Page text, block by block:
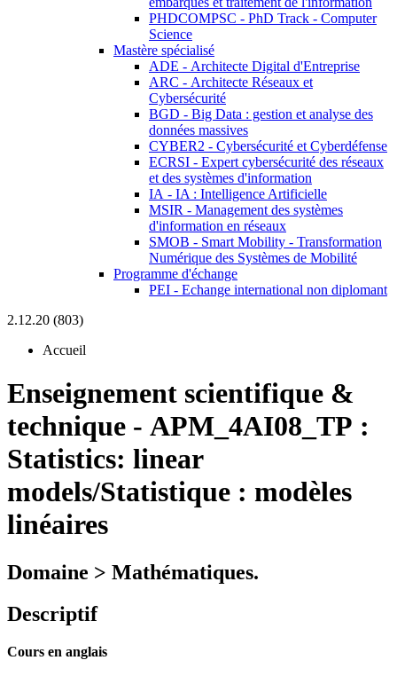
PHDCOMPSC - PhD Track - Computer
Science
Mastère spécialisé
ADE - Architecte Digital d'Entreprise
ARC - Architecte Réseaux et
Cybersécurité
BGD - Big Data : gestion et analyse des
données massives
CYBER2 - Cybersécurité et Cyberdéfense
ECRSI - Expert cybersécurité des réseaux
et des systèmes d'information
IA - IA : Intelligence Artificielle
MSIR - Management des systèmes
d'information en réseaux
SMOB - Smart Mobility - Transformation
Numérique des Systèmes de Mobilité
Programme d'échange
PEI - Echange international non diplomant
2.12.20 (803)
Accueil
Enseignement scientifique &
technique - APM_4AI08_TP :
Statistics: linear
models/Statistique : modèles
linéaires
Domaine > Mathématiques.
Descriptif
Cours en anglais